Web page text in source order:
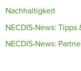
Nachhaltigkeit
NECDIS-News: Tipps
NECDIS-News: